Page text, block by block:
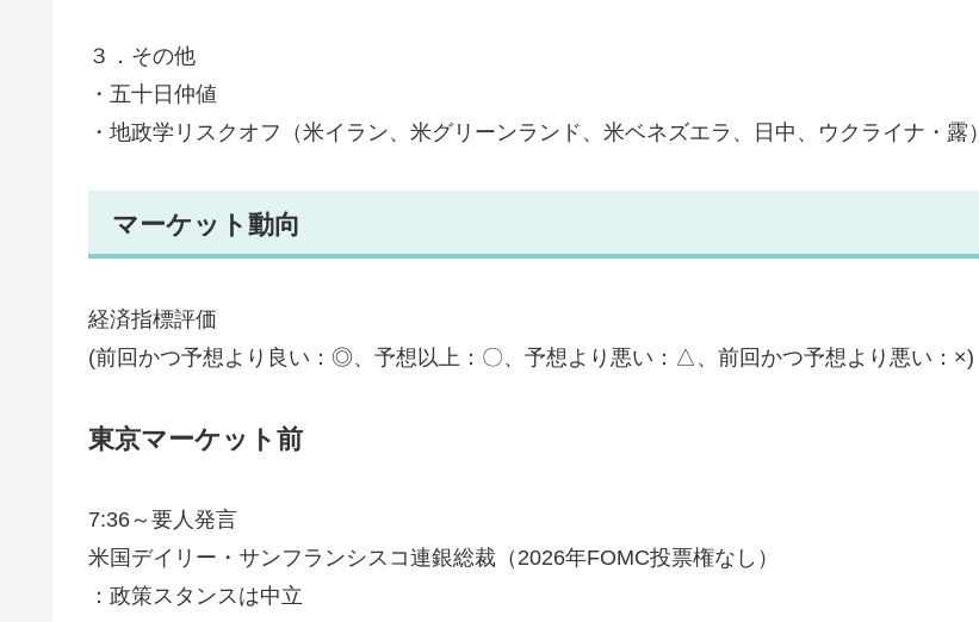
３．その他
・五十日仲値
・地政学リスクオフ（米イラン、米グリーンランド、米ベネズエラ、日中、ウクライナ・露）
マーケット動向
経済指標評価
(前回かつ予想より良い：◎、予想以上：〇、予想より悪い：△、前回かつ予想より悪い：×)
東京マーケット前
7:36～要人発言
米国デイリー・サンフランシスコ連銀総裁（2026年FOMC投票権なし）
：政策スタンスは中立